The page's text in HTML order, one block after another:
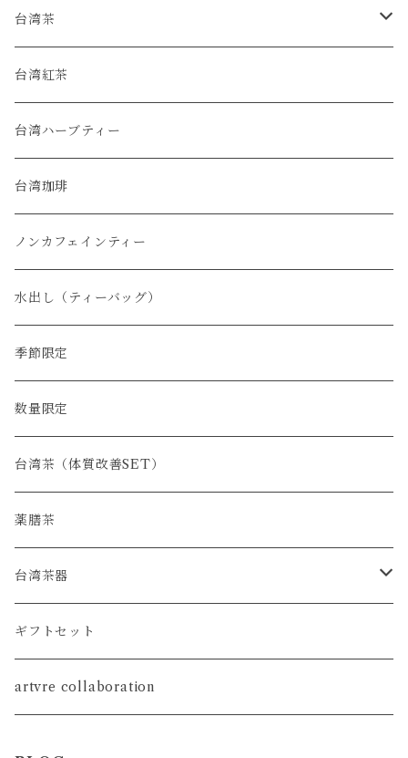
台湾茶
烏龍茶
緑茶
普洱茶
白茶
台湾紅茶
台湾ハーブティー
台湾珈琲
ノンカフェインティー
水出し（ティーバッグ）
季節限定
数量限定
台湾茶（体質改善SET）
薬膳茶
台湾茶器
SET
茶壺
ギフトセット
artvre collaboration